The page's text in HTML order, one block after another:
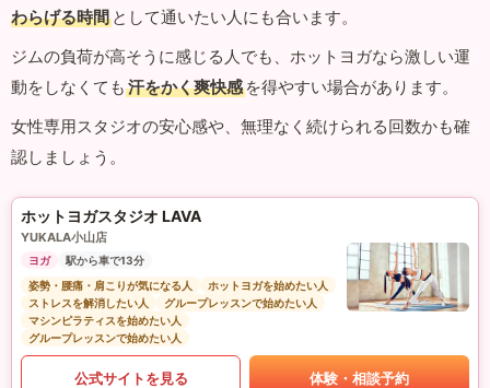
わらげる時間 として通いたい人にも合います。
ジムの負荷が高そうに感じる人でも、ホットヨガなら激しい運
動をしなくても 汗をかく爽快感 を得やすい場合があります。
女性専用スタジオの安心感や、無理なく続けられる回数かも確
認しましょう。
ホットヨガスタジオ LAVA
YUKALA小山店
ヨガ
駅から車で13分
姿勢・腰痛・肩こりが気になる人
ホットヨガを始めたい人
ストレスを解消したい人
グループレッスンで始めたい人
マシンピラティスを始めたい人
グループレッスンで始めたい人
公式サイトを見る 体験・相談予約